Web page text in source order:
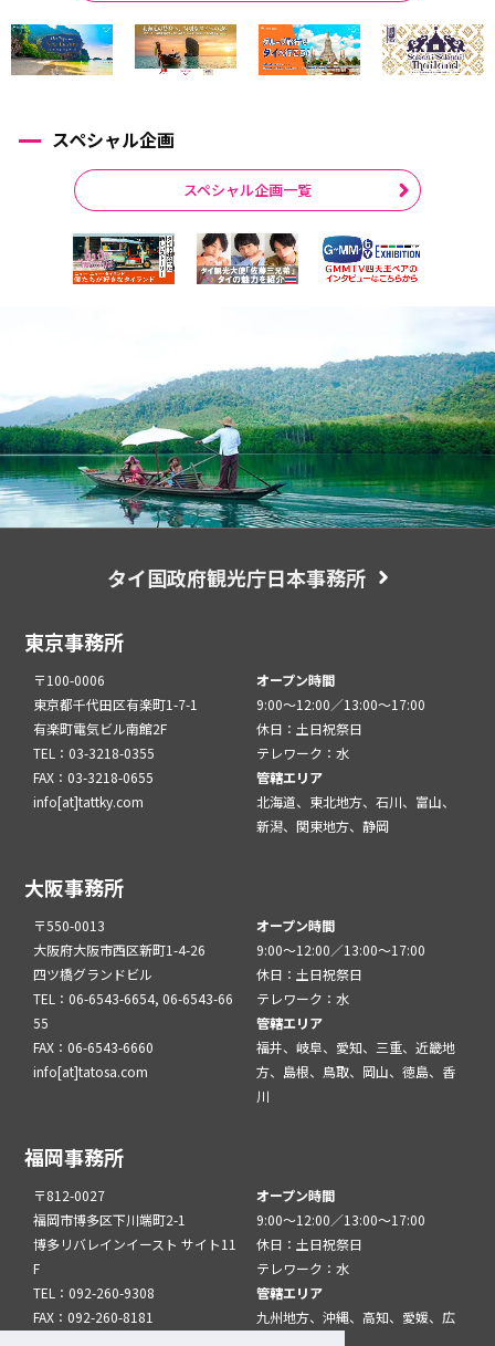
スペシャル企画
スペシャル企画一覧
タイ国政府観光庁日本事務所
東京事務所
〒100-0006
東京都千代田区有楽町1-7-1
有楽町電気ビル南館2F
TEL：03-3218-0355
FAX：03-3218-0655
info[at]tattky.com
オープン時間
9:00～12:00／13:00～17:00
休日：土日祝祭日
テレワーク：水
管轄エリア
北海道、東北地方、石川、富山、
新潟、関東地方、静岡
大阪事務所
〒550-0013
大阪府大阪市西区新町1-4-26
四ツ橋グランドビル
TEL：06-6543-6654, 06-6543-66
55
FAX：06-6543-6660
info[at]tatosa.com
オープン時間
9:00～12:00／13:00～17:00
休日：土日祝祭日
テレワーク：水
管轄エリア
福井、岐阜、愛知、三重、近畿地
方、島根、鳥取、岡山、徳島、香
川
福岡事務所
〒812-0027
福岡市博多区下川端町2-1
博多リバレインイースト サイト11
F
TEL：092-260-9308
FAX：092-260-8181
オープン時間
9:00～12:00／13:00～17:00
休日：土日祝祭日
テレワーク：水
管轄エリア
九州地方、沖縄、高知、愛媛、広